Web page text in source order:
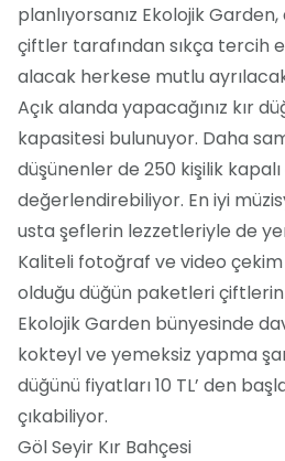
planlıyorsanız Ekolojik
çiftler tarafından sıkça tercih
alacak herkese mutlu
Açık alanda yapacağınız kır
kapasitesi bulunuyor. Daha
düşünenler de 250 kişilik kapalı
değerlendirebiliyor. En iyi
usta şeflerin lezzetleriyle de
Kaliteli fotoğraf ve video
olduğu düğün paketleri çiftlerin
Ekolojik Garden bünyesinde
kokteyl ve yemeksiz yapma
düğünü fiyatları 10 TL’ den
çıkabiliyor.
Göl Seyir Kır Bahçesi